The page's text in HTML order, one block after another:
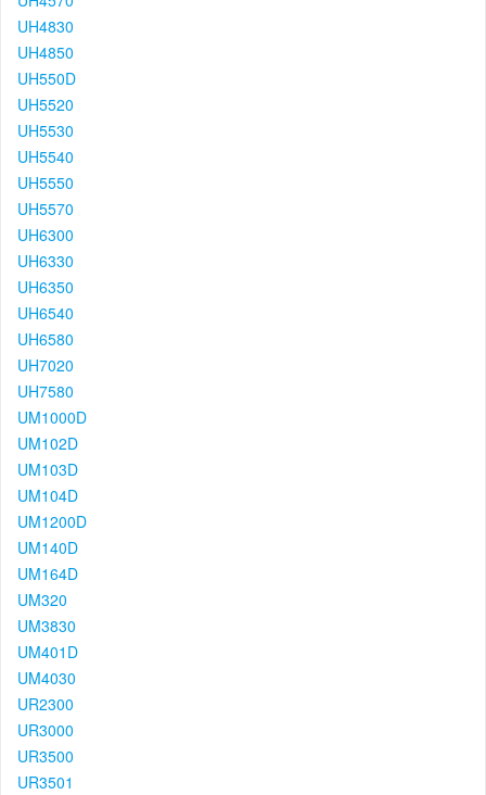
UH4830
UH4850
UH550D
UH5520
UH5530
UH5540
UH5550
UH5570
UH6300
UH6330
UH6350
UH6540
UH6580
UH7020
UH7580
UM1000D
UM102D
UM103D
UM104D
UM1200D
UM140D
UM164D
UM320
UM3830
UM401D
UM4030
UR2300
UR3000
UR3500
UR3501